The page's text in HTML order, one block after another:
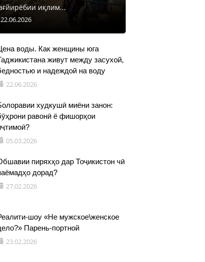
иқлим...
22.06.2026
воды. Как женщины юга
живут между засухой,
и надеждой на воду
22.06.2026
худкушӣ миёни занон:
равонӣ ё фишорҳои
05.03.2026
пиряхҳо дар Тоҷикистон чӣ
дорад?
27.02.2026
шоу «Не мужское\женское
Парень-портной
23.02.2026